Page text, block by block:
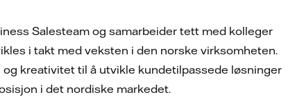
Salesteam og samarbeider tett med kolleger
i takt med veksten i den norske virksomheten.
kreativitet til å utvikle kundetilpassede løsninger
i det nordiske markedet.